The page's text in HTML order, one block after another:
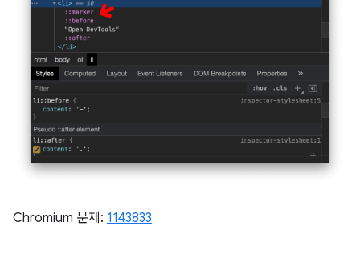
Chromium 문제: 1143833